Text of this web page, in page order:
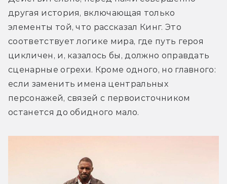
другая история, включающая только
элементы той, что рассказал Кинг. Это
соответствует логике мира, где путь героя
цикличен, и, казалось бы, должно оправдать
сценарные огрехи. Кроме одного, но главного:
если заменить имена центральных
персонажей, связей с первоисточником
останется до обидного мало.